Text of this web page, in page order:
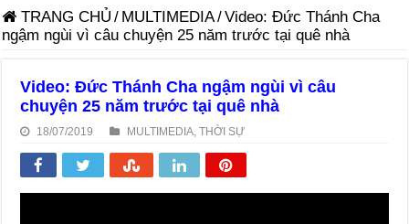
TRANG CHỦ / MULTIMEDIA/Video: Đức Thánh Cha
ngậm ngùi vì câu chuyện 25 năm trước tại quê nhà
Video: Đức Thánh Cha ngậm ngùi vì câu
chuyện 25 năm trước tại quê nhà
18/07/2019 MULTIMEDIA ,THỜI SỰ